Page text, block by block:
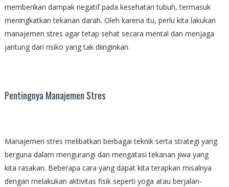
memberikan dampak negatif pada kesehatan tubuh, termasuk
meningkatkan tekanan darah. Oleh karena itu, perlu kita lakukan
manajemen stres agar tetap sehat secara mental dan menjaga
jantung dari risiko yang tak diinginkan.
Pentingnya Manajemen Stres
Manajemen stres melibatkan berbagai teknik serta strategi yang
berguna dalam mengurangi dan mengatasi tekanan jiwa yang
kita rasakan. Beberapa cara yang dapat kita terapkan misalnya
dengan melakukan aktivitas fisik seperti yoga atau berjalan-